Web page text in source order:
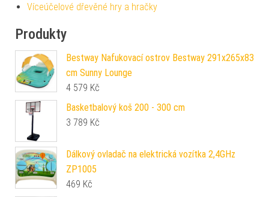
Víceúčelové dřevěné hry a hračky
Produkty
Bestway Nafukovací ostrov Bestway 291x265x83
cm Sunny Lounge
4 579 Kč
Basketbalový koš 200 - 300 cm
3 789 Kč
Dálkový ovladač na elektrická vozítka 2,4GHz
ZP1005
469 Kč